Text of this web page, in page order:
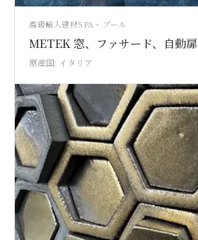
高級輸入建材SPA・プール
METEK 窓、ファサード、自動扉
原産国: イタリア